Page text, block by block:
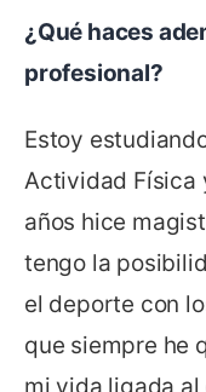
¿Qué haces
profesional?
Estoy
Actividad Física
años hice
tengo la
el deporte con
que siempre he